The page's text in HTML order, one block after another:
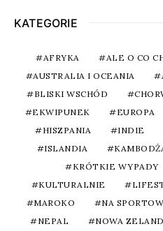
KATEGORIE
AFRYKA ALE O CO
AUSTRALIA I OCEANIA
BLISKI WSCHÓD
EKWIPUNEK
EUROPA
HISZPANIA
INDIE
ISLANDIA
KRÓTKIE WYPADY
KULTURALNIE
MAROKO
NA
NEPAL
NOWA